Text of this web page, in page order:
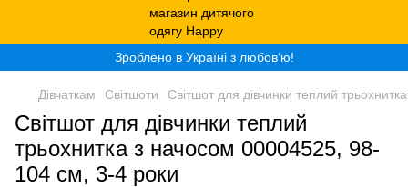
Зроблено в Україні з любов‘ю!
Дівчаткам Світшоти Світшот для дівчинки теплий
Світшот для дівчинки теплий
трьохнитка з начосом 00004525, 98-
104 см, 3-4 роки